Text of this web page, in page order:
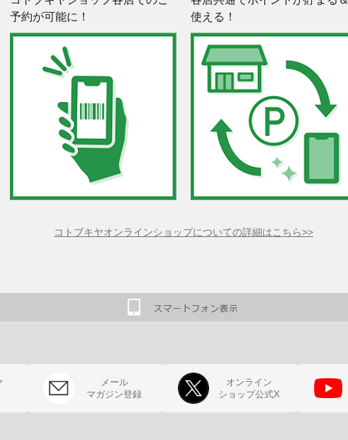
予約が可能に！
使える！
コトブキヤオンラインショップについての詳細はこちら>>
メール
マガジン登録
オンライン
ショップ公式X